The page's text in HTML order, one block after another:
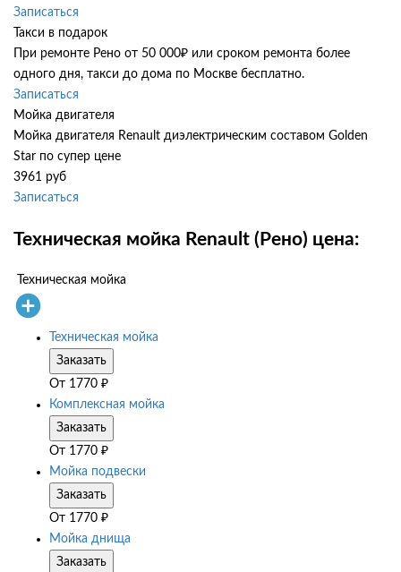
Записаться
Такси в подарок
При ремонте Рено от 50 000₽ или сроком ремонта более
одного дня, такси до дома по Москве бесплатно.
Записаться
Мойка двигателя
Мойка двигателя Renault диэлектрическим составом Golden
Star по супер цене
3961 руб
Записаться
Техническая мойка Renault (Рено) цена:
Техническая мойка
Техническая мойка
Заказать
От 1770 ₽
Комплексная мойка
Заказать
От 1770 ₽
Мойка подвески
Заказать
От 1770 ₽
Мойка днища
Заказать